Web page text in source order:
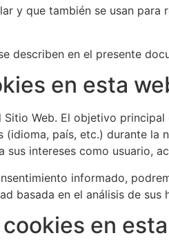
y que también se usan
describen en el presente
en esta
Web. El objetivo
país, etc.) durante
intereses como usuario,
informado,
basada en el análisis de sus
en